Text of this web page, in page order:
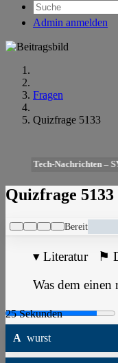
Admin anmelden
Fragen
Quizfrage 5133
Tech-Nachrichten –
Quizfrage 5133
Bereit
▾ Literatur ⚑
Was dem einen
A wurst